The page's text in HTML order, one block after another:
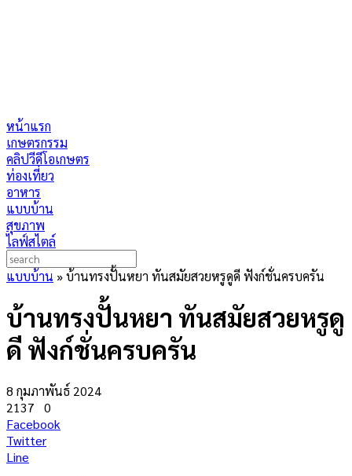
หน้าแรก
เกษตรกรรม
คลิปวีดีโอเกษตร
ท่องเที่ยว
อาหาร
แบบบ้าน
สุขภาพ
ไลฟ์สไตล์
แบบบ้าน »บ้านทรงปั้นหยา ทันสมัยสวยหรูดูดี ฟังก์ชั่นครบครัน
บ้านทรงปั้นหยา ทันสมัยสวยหรูดู
ดี ฟังก์ชั่นครบครัน
8 กุมภาพันธ์ 2024
2137
0
Facebook
Twitter
Line